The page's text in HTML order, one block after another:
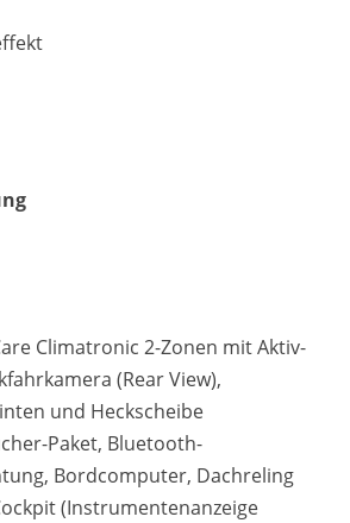
Climatronic 2-Zonen mit Aktiv-
(Rear View),
und Heckscheibe
Paket, Bluetooth-
Bordcomputer, Dachreling
(Instrumentenanzeige